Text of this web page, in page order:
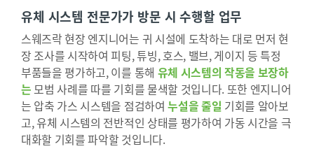
유체 시스템 전문가가 방문 시 수행할 업무
스웨즈락 현장 엔지니어는 귀 시설에 도착하는 대로 먼저 현
장 조사를 시작하여 피팅, 튜빙, 호스, 밸브, 게이지 등 특정
부품들을 평가하고, 이를 통해 유체 시스템의 작동을 보장하
는모범 사례를 따를 기회를 물색할 것입니다. 또한 엔지니어
는 압축 가스 시스템을 점검하여누설을 줄일 기회를 알아보
고, 유체 시스템의 전반적인 상태를 평가하여 가동 시간을 극
대화할 기회를 파악할 것입니다.